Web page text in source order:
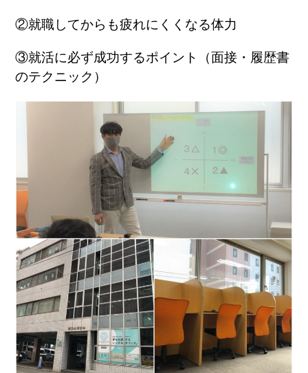
②就職してからも疲れにくくなる体力
③就活に必ず成功するポイント（面接・履歴書
のテクニック）